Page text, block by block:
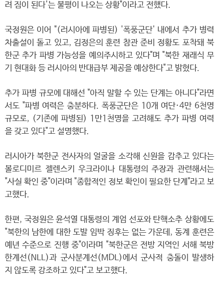
려 짐이 된다'는 불평이 나오는 상황"이라고 전했다.
국정원은 이어 "(러시아에 파병된) '폭풍군단' 내에서 추가 병력
차출설이 돌고 있고, 김정은의 훈련 참관 준비 정황도 포착돼 북
한군 추가 파병 가능성을 예의주시하고 있다"며 "북한 재래식 무
기 현대화 등 러시아의 반대급부 제공을 예상한다"고 밝혔다.
추가 파병 규모에 대해선 "아직 말할 수 있는 단계는 아니다"라면
서도 "파병 여력은 충분하다. 폭풍군단은 10개 여단·4만 6천명
규모로, (기존에 파병된) 1만1천명을 고려해도 추가 파병 여력
을 갖고 있다"고 설명했다.
러시아가 북한군 전사자의 얼굴을 소각해 신원을 감추고 있다는
볼로디미르 젤렌스키 우크라이나 대통령의 주장과 관련해서는
"사실 확인 중"이라며 "종합적인 정보 확인이 필요한 단계"라고 보
고했다.
한편, 국정원은 윤석열 대통령의 계엄 선포와 탄핵소추 상황에도
"북한의 남한에 대한 도발 임박 징후는 없는 가운데, 동계 훈련은
예년 수준으로 진행 중"이라며 "북한군은 전방 지역인 서해 북방
한계선(NLL)과 군사분계선(MDL)에서 군사적 충돌이 발생하
지 않도록 강조하고 있다"고 보고했다.